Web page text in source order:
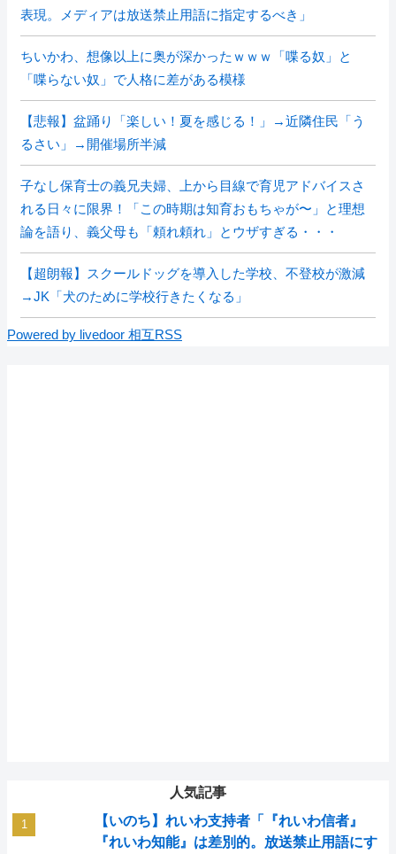
表現。メディアは放送禁止用語に指定するべき」
ちいかわ、想像以上に奥が深かったｗｗｗ「喋る奴」と
「喋らない奴」で人格に差がある模様
【悲報】盆踊り「楽しい！夏を感じる！」→近隣住民「う
るさい」→開催場所半減
子なし保育士の義兄夫婦、上から目線で育児アドバイスさ
れる日々に限界！「この時期は知育おもちゃが〜」と理想
論を語り、義父母も「頼れ頼れ」とウザすぎる・・・
【超朗報】スクールドッグを導入した学校、不登校が激減
→JK「犬のために学校行きたくなる」
Powered by livedoor 相互RSS
人気記事
【いのち】れいわ支持者「『れいわ信者』
『れいわ知能』は差別的。放送禁止用語にす